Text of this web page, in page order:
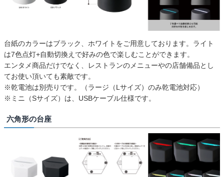
台紙のカラーはブラック、ホワイトをご用意しております。ライト
は7色点灯+自動切換えで好みの色で楽しむことができます。
エンタメ商品だけでなく、レストランのメニューやの店舗備品とし
てお使い頂いても素敵です。
※乾電池は別売りです。（ラージ（Lサイズ）のみ乾電池対応）
※ミニ（Sサイズ）は、USBケーブル仕様です。
六角形の台座